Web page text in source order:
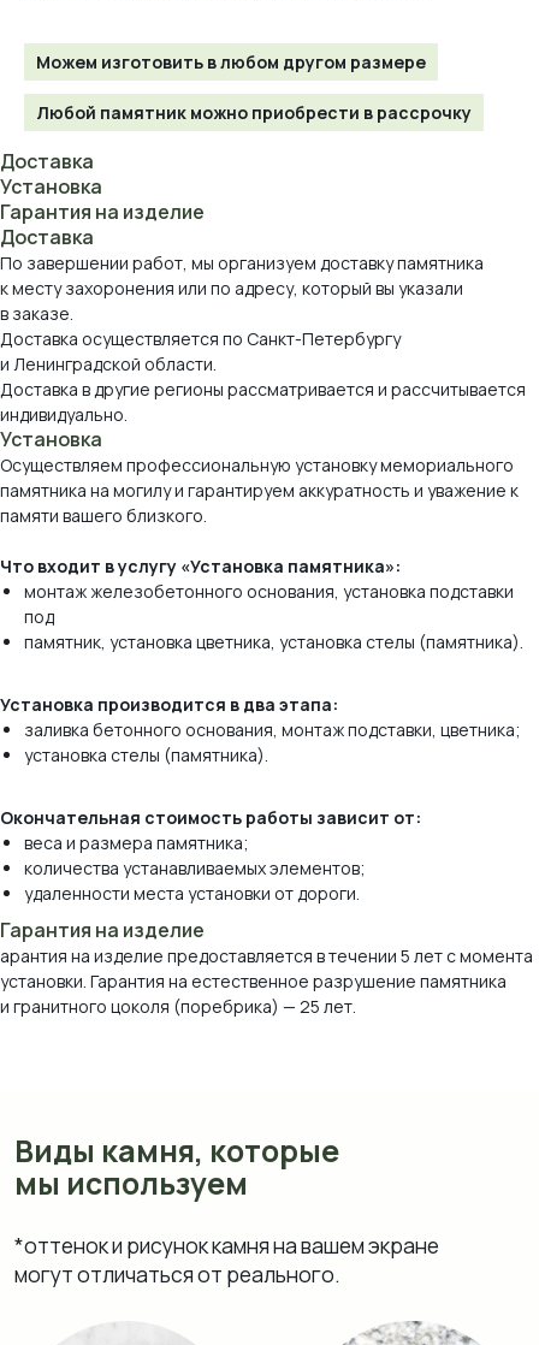
Можем изготовить в любом другом размере
Любой памятник можно приобрести в рассрочку
Доставка
Установка
Гарантия на изделие
Доставка
По завершении работ, мы организуем доставку памятника
к месту захоронения или по адресу, который вы указали
в заказе.
Доставка осуществляется по Санкт-Петербургу
и Ленинградской области.
Доставка в другие регионы рассматривается и рассчитывается
индивидуально.
Установка
Осуществляем профессиональную установку мемориального
памятника на могилу и гарантируем аккуратность и уважение к
памяти вашего близкого.
Что входит в услугу «Установка памятника»:
монтаж железобетонного основания, установка подставки
под
памятник, установка цветника, установка стелы (памятника).
Установка производится в два этапа:
заливка бетонного основания, монтаж подставки, цветника;
установка стелы (памятника).
Окончательная стоимость работы зависит от:
веса и размера памятника;
количества устанавливаемых элементов;
удаленности места установки от дороги.
Гарантия на изделие
арантия на изделие предоставляется в течении 5 лет с момента
установки. Гарантия на естественное разрушение памятника
и гранитного цоколя (поребрика) — 25 лет.
мы используем
Блю Перл
Возрождение
Мансуровский
Мрамор Коелга
*оттенок и рисунок камня на вашем экране